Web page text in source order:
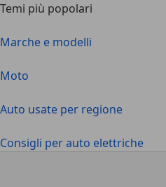
Temi più popolari
Marche e modelli
Moto
Auto usate per regione
Consigli per auto elettriche